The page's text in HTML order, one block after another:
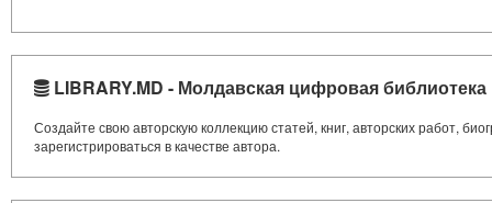
LIBRARY.MD - Молдавская цифровая библиотека
Создайте свою авторскую коллекцию статей, книг, авторских работ,
зарегистрироваться в качестве автора.